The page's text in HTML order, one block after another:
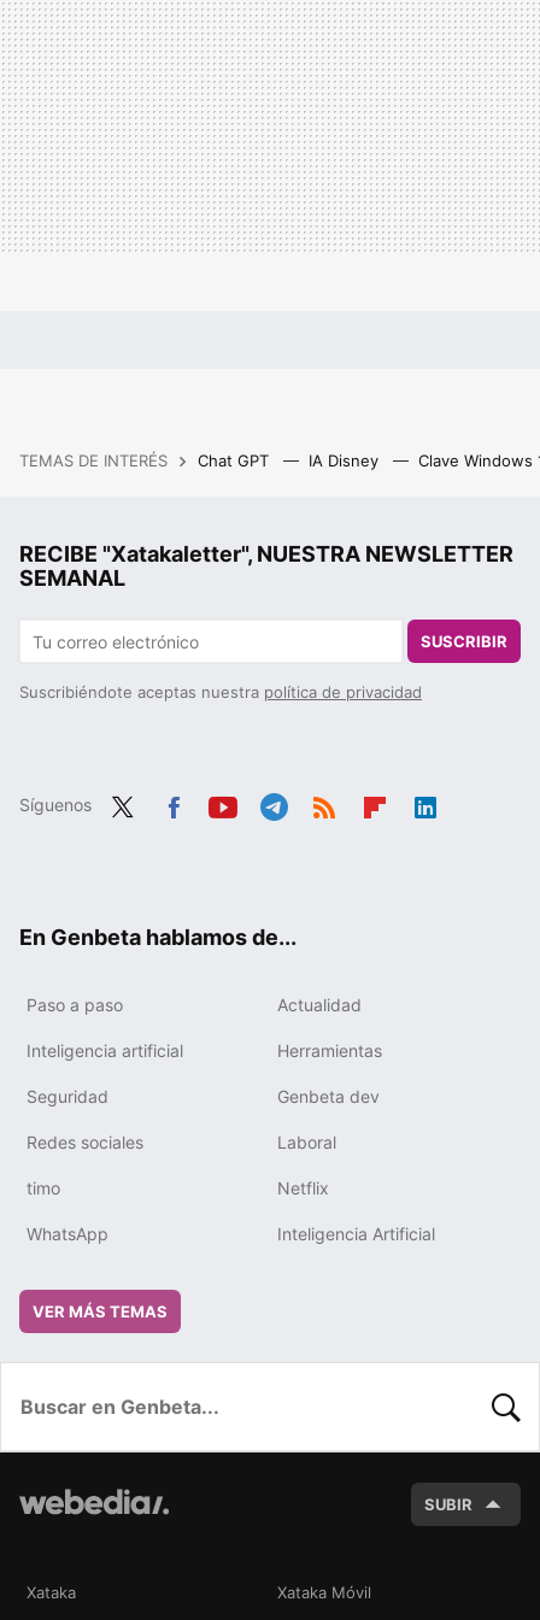
TEMAS DE INTERÉS Chat GPT IA Disney Clave Windows
RECIBE "Xatakaletter", NUESTRA NEWSLETTER
SEMANAL
SUSCRIBIR
Suscribiéndote aceptas nuestra política de privacidad
Síguenos
En Genbeta hablamos de...
Paso a paso Actualidad
Inteligencia artificial Herramientas
Seguridad Genbeta dev
Redes sociales Laboral
timo Netflix
WhatsApp Inteligencia Artificial
VER MÁS TEMAS
SUBIR
Xataka Xataka Móvil